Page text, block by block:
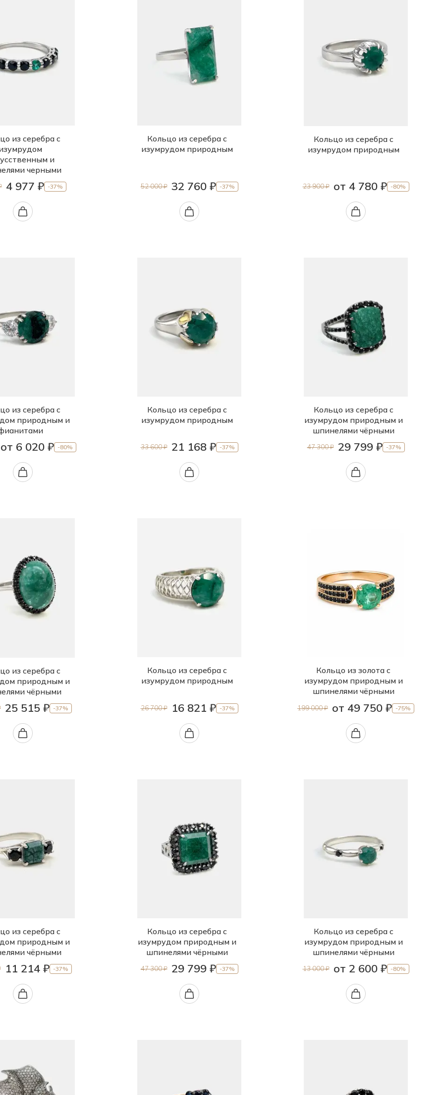
из серебра с
и
черными
4 977 ₽ -37%
Кольцо из серебра с
изумрудом природным
52 000 ₽ 32 760 ₽ -37%
Кольцо из серебра с
изумрудом природным
23 900 ₽ от 4 780 ₽ -80%
из серебра с
природным и
от 6 020 ₽ -80%
Кольцо из серебра с
изумрудом природным
33 600 ₽ 21 168 ₽ -37%
Кольцо из серебра с
изумрудом природным и
шпинелями чёрными
47 300 ₽ 29 799 ₽ -37%
из серебра с
природным и
чёрными
25 515 ₽ -37%
Кольцо из серебра с
изумрудом природным
26 700 ₽ 16 821 ₽ -37%
Кольцо из золота с
изумрудом природным и
шпинелями чёрными
199 000 ₽ от 49 750 ₽ -75%
из серебра с
природным и
чёрными
11 214 ₽ -37%
Кольцо из серебра с
изумрудом природным и
шпинелями чёрными
47 300 ₽ 29 799 ₽ -37%
Кольцо из серебра с
изумрудом природным и
шпинелями чёрными
13 000 ₽ от 2 600 ₽ -80%